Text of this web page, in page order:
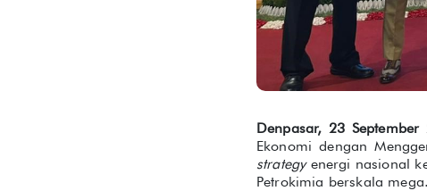
Denpasar, 23 September
Ekonomi dengan
strategyenergi nasional
Petrokimia berskala mega.